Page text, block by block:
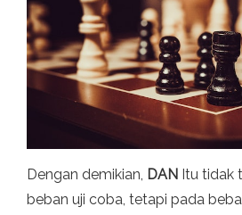
Dengan demikian, DAN Itu tidak
beban uji coba, tetapi pada